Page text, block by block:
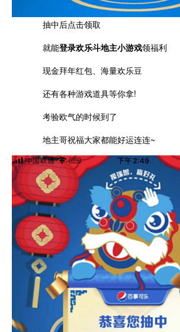
抽中后点击领取
就能登录欢乐斗地主小游戏领福利
现金拜年红包、海量欢乐豆
还有各种游戏道具等你拿!
考验欧气的时候到了
地主哥祝福大家都能好运连连~